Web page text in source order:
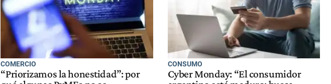
COMERCIO
“Priorizamos la honestidad”: por
CONSUMO
Cyber Monday: “El consumidor